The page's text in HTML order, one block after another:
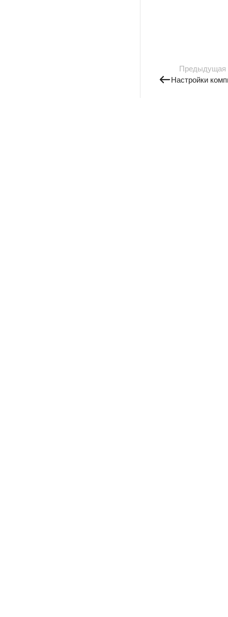
Предыдущая
Настройки